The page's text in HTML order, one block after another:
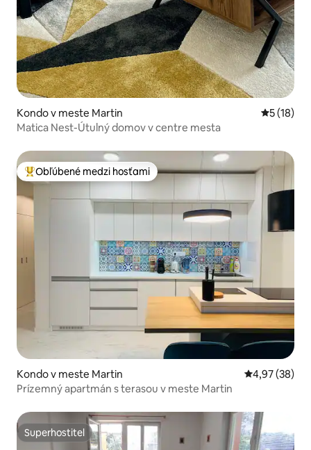
Kondo v meste Martin
5 (18)
Matica Nest-Útulný domov v centre mesta
Najobľúbenejšie medzi hosťami
Obľúbené medzi hosťami
Kondo v meste Martin Priemerné
4,97 (38)
Prízemný apartmán s terasou v meste Martin
Superhostiteľ
Superhostiteľ